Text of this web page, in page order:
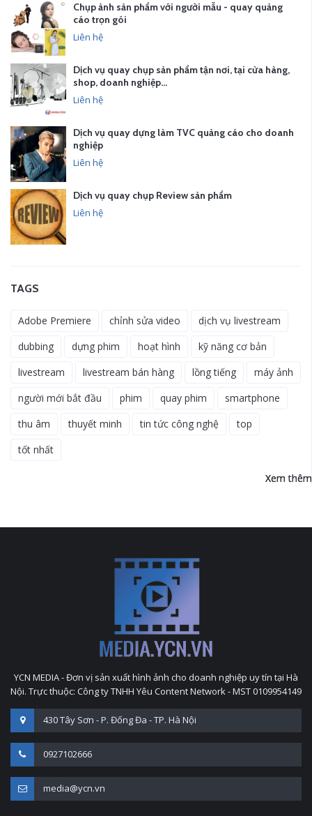
Xem thêm
Xem thêm
Chụp ảnh sản phẩm với người mẫu - quay quảng
cáo trọn gói
Liên hệ
Dịch vụ quay chụp sản phẩm tận nơi, tại cửa hàng,
shop, doanh nghiệp…
Liên hệ
Dịch vụ quay dựng làm TVC quảng cáo cho doanh
nghiệp
Liên hệ
Dịch vụ quay chụp Review sản phẩm
Liên hệ
Xem thêm
TAGS
Adobe Premiere chỉnh sửa video
dịch vụ livestream
dubbing
dựng phim hoạt hình
kỹ năng cơ bản
livestream
livestream bán hàng lồng tiếng
máy ảnh
người mới bắt đầu
phim quay phim
smartphone
thu âm
thuyết minh tin tức công nghệ
top
tốt nhất
YCN MEDIA - Đơn vị sản xuất hình ảnh cho doanh nghiệp uy tín tại Hà
Nội. Trực thuộc: Công ty TNHH Yêu Content Network - MST 0109954149
430 Tây Sơn - P. Đống Đa - TP. Hà Nội
0927102666
media@ycn.vn